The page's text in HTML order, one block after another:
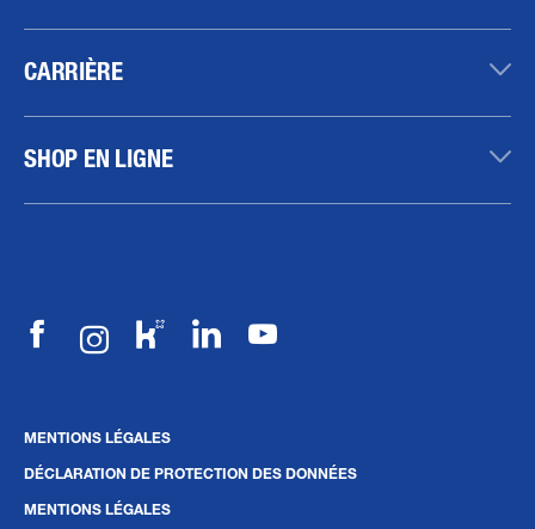
CARRIÈRE
SHOP EN LIGNE
MENTIONS LÉGALES
DÉCLARATION DE PROTECTION DES DONNÉES
MENTIONS LÉGALES